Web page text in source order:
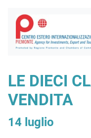
LE DIECI
VENDITA
14 luglio